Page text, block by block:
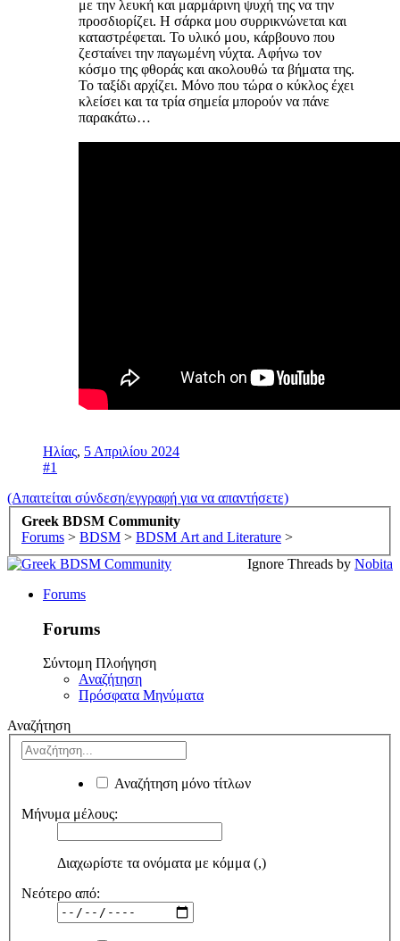
με την λευκή και μαρμάρινη ψυχή της να την
προσδιορίζει. Η σάρκα μου συρρικνώνεται και
καταστρέφεται. Το υλικό μου, κάρβουνο που
ζεσταίνει την παγωμένη νύχτα. Αφήνω τον
κόσμο της φθοράς και ακολουθώ τα βήματα της.
Το ταξίδι αρχίζει. Μόνο που τώρα ο κύκλος έχει
κλείσει και τα τρία σημεία μπορούν να πάνε
παρακάτω…
Ηλίας, 5 Απριλίου 2024
#1
(Απαιτείται σύνδεση/εγγραφή για να απαντήσετε)
Greek BDSM Community
Forums > BDSM > BDSM Art and Literature >
Ignore Threads by Nobita
Forums
Forums
Σύντομη Πλοήγηση
Αναζήτηση
Πρόσφατα Μηνύματα
Αναζήτηση
Αναζήτηση μόνο τίτλων
Μήνυμα μέλους:
Διαχωρίστε τα ονόματα με κόμμα (,)
Νεότερο από: